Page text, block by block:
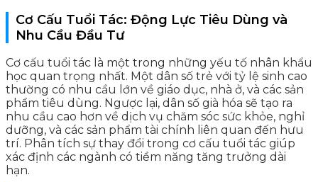
Cơ Cấu Tuổi Tác: Động Lực Tiêu Dùng và
Nhu Cầu Đầu Tư
Cơ cấu tuổi tác là một trong những yếu tố nhân khẩu
học quan trọng nhất. Một dân số trẻ với tỷ lệ sinh cao
thường có nhu cầu lớn về giáo dục, nhà ở, và các sản
phẩm tiêu dùng. Ngược lại, dân số già hóa sẽ tạo ra
nhu cầu cao hơn về dịch vụ chăm sóc sức khỏe, nghỉ
dưỡng, và các sản phẩm tài chính liên quan đến hưu
trí. Phân tích sự thay đổi trong cơ cấu tuổi tác giúp
xác định các ngành có tiềm năng tăng trưởng dài
hạn.